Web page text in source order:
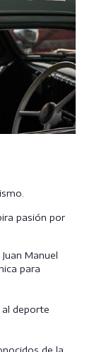
pasión por
Manuel
para
deporte